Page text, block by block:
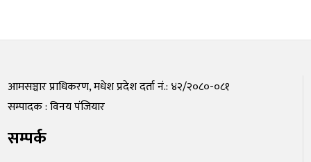
आमसञ्चार प्राधिकरण, मधेश प्रदेश दर्ता नं.: ४२/२०८०-०८१
सम्पादक : विनय पंजियार
सम्पर्क